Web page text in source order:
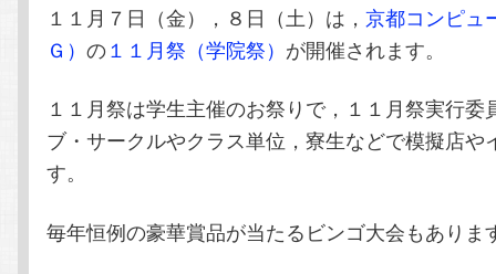
ン
ツ
ツ
へ
１１月７日（金），８日（土）は，京都コンピュ
Ｇ）の１１月祭（学院祭） が開催されます。
１１月祭は学生主催のお祭りで，１１月祭実行委
ブ・サークルやクラス単位，寮生などで模擬店や
す。
毎年恒例の豪華賞品が当たるビンゴ大会もありま